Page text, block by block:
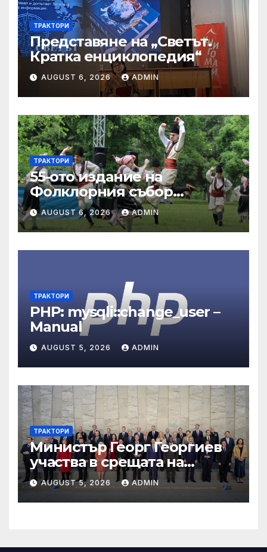
ТРАКТОРИ
Представяне на „Светът.
Кратка енциклопедия“
AUGUST 6, 2026 ADMIN
ТРАКТОРИ
55-ото издание на
Фолклорния събор
„Златната гъдулка“ ще се
проведе на 8 юни в Парка
на младежта
AUGUST 6, 2026 ADMIN
ТРАКТОРИ
PHP: mysqli::change_user –
Manual
AUGUST 5, 2026 ADMIN
ТРАКТОРИ
Министър Георг Георгиев
участва в срещата на
министрите на външните
работи на НАТО
AUGUST 5, 2026 ADMIN